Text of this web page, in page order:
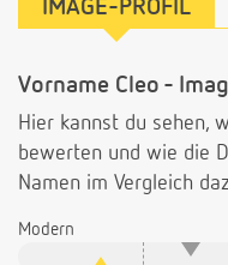
IMAGE-PROFIL
Vorname Cleo -
Hier kannst du sehen,
bewerten und wie die
Namen im Vergleich
Modern